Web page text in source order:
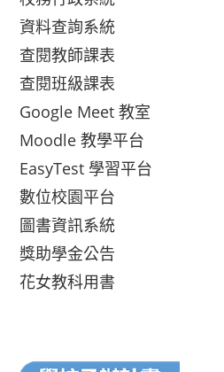
資料查詢系統
查閱教師課表
查閱班級課表
Google Meet 教室
Moodle 教學平台
EasyTest 學習平台
數位校園平台
圖書資訊系統
獎助學金公告
花女教科用書